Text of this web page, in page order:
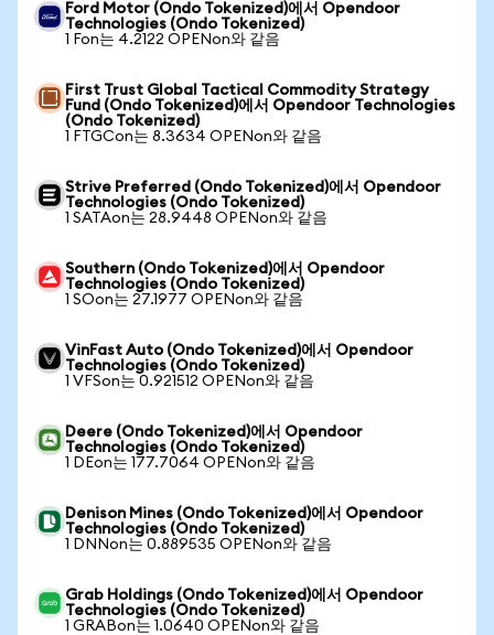
Ford Motor (Ondo Tokenized)에서 Opendoor
Technologies (Ondo Tokenized)
1 Fon는 4.2122 OPENon와 같음
First Trust Global Tactical Commodity Strategy
Fund (Ondo Tokenized)에서 Opendoor Technologies
(Ondo Tokenized)
1 FTGCon는 8.3634 OPENon와 같음
Strive Preferred (Ondo Tokenized)에서 Opendoor
Technologies (Ondo Tokenized)
1 SATAon는 28.9448 OPENon와 같음
Southern (Ondo Tokenized)에서 Opendoor
Technologies (Ondo Tokenized)
1 SOon는 27.1977 OPENon와 같음
VinFast Auto (Ondo Tokenized)에서 Opendoor
Technologies (Ondo Tokenized)
1 VFSon는 0.921512 OPENon와 같음
Deere (Ondo Tokenized)에서 Opendoor
Technologies (Ondo Tokenized)
1 DEon는 177.7064 OPENon와 같음
Denison Mines (Ondo Tokenized)에서 Opendoor
Technologies (Ondo Tokenized)
1 DNNon는 0.889535 OPENon와 같음
Grab Holdings (Ondo Tokenized)에서 Opendoor
Technologies (Ondo Tokenized)
1 GRABon는 1.0640 OPENon와 같음